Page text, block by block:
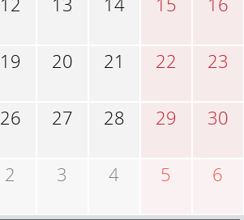
12 13 14 15 16
19 20 21 22 23
26 27 28 29 30
2 3 4 5 6